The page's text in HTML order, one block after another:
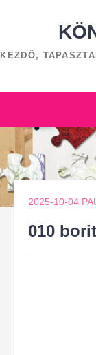
KEZDŐ,
Skip
to
content
2025-10-04
010